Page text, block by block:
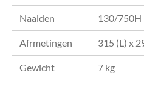
Naalden 130/750H
Afrmetingen 315 (L) x
Gewicht 7 kg